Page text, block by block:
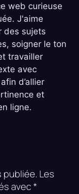
web curieuse
J'aime
des sujets
soigner le ton
travailler
avec
d’allier
et
ligne.
publiée. Les
avec*